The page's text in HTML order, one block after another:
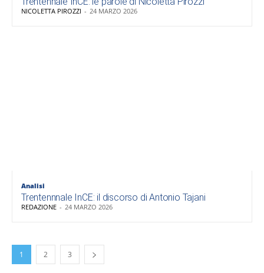
NICOLETTA PIROZZI - 24 MARZO 2026
Analisi
Trentennnale InCE: il discorso di Antonio Tajani
REDAZIONE - 24 MARZO 2026
1 2 3